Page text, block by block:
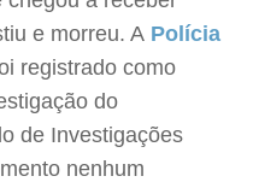
e morreu. A Polícia
registrado como
do
de Investigações
nenhum